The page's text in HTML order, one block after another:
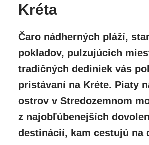
Kréta
Čaro nádherných pláží,
pokladov, pulzujúcich
tradičných dediniek vás
pristávaní na Kréte. Piaty
ostrov v Stredozemnom
z najobľúbenejších
destinácií, kam cestujú na